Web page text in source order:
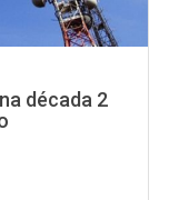
década 2